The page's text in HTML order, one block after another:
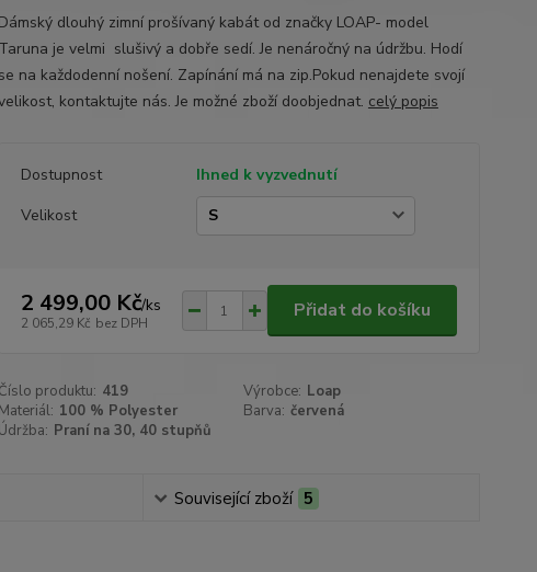
Dámský dlouhý zimní prošívaný kabát od značky LOAP- model
Taruna je velmi slušivý a dobře sedí. Je nenáročný na údržbu. Hodí
se na každodenní nošení. Zapínání má na zip.Pokud nenajdete svojí
kontaktujte nás. Je možné zboží doobjednat. celý popis
Dostupnost
Ihned k vyzvednutí
Velikost
2 499,00 Kč/ks
2 065,29 Kč bez DPH
Přidat do košíku
Číslo produktu: 419 Výrobce: Loap
Materiál: 100 % Polyester Barva: červená
Údržba: Praní na 30, 40 stupňů
Související zboží 5